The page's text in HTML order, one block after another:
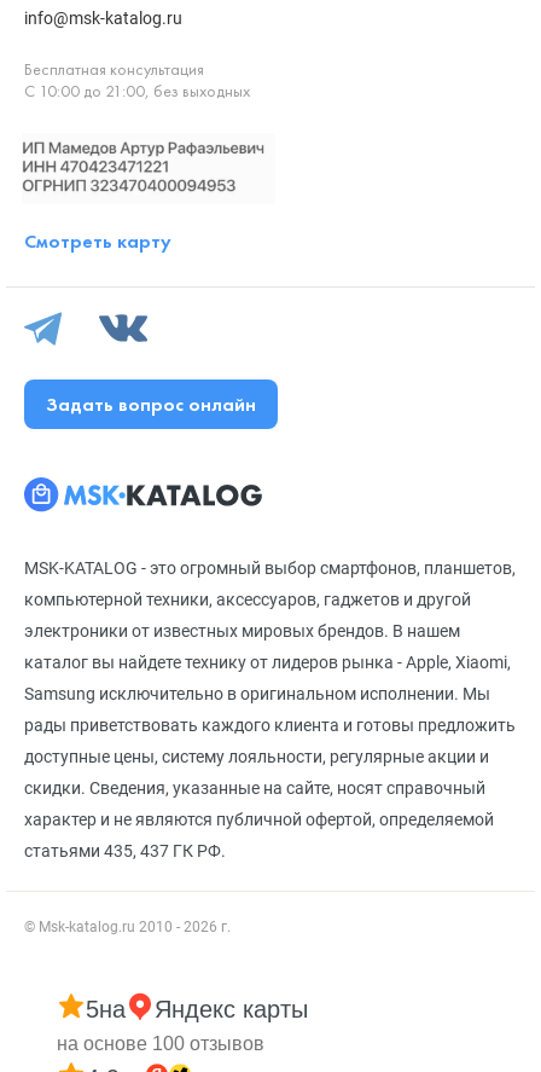
MSK-KATALOG - это огромный выбор смартфонов, планшетов,
компьютерной техники, аксессуаров, гаджетов и другой
электроники от известных мировых брендов. В нашем
каталог вы найдете технику от лидеров рынка - Apple, Xiaomi,
Samsung исключительно в оригинальном исполнении. Мы
рады приветствовать каждого клиента и готовы предложить
доступные цены, систему лояльности, регулярные акции и
скидки. Сведения, указанные на сайте, носят справочный
характер и не являются публичной офертой, определяемой
статьями 435, 437 ГК РФ.
© Msk-katalog.ru 2010 - 2026 г.
info@msk-katalog.ru
Бесплатная консультация
С 10:00 до 21:00, без выходных
Смотреть карту
Задать вопрос онлайн
5на Яндекс карты
на основе 100 отзывов